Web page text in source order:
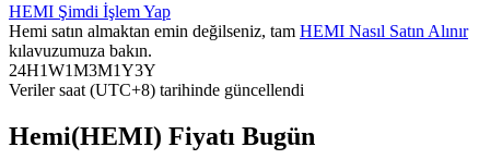
USDT Vadeli İşlemleri
HEMI Şimdi İşlem Yap
Hemi satın almaktan emin değilseniz, tam HEMI Nasıl Satın Alınır
kılavuzumuza bakın.
24H1W1M3M1Y3Y
Veriler saat (UTC+8) tarihinde güncellendi
Hemi(HEMI) Fiyatı Bugün